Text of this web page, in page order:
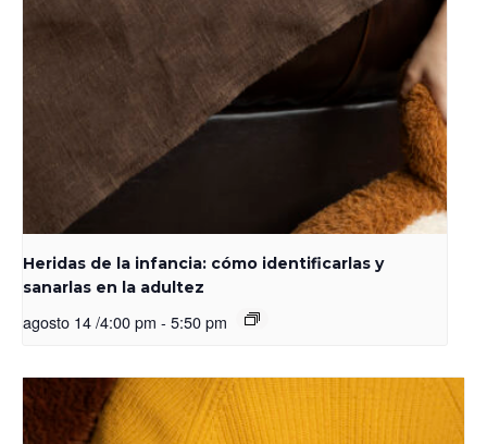
Heridas de la infancia: cómo identificarlas y
sanarlas en la adultez
agosto 14 /4:00 pm - 5:50 pm